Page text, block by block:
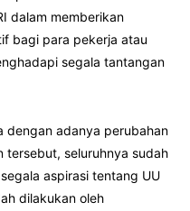
dalam memberikan
bagi para pekerja atau
segala tantangan
dengan adanya perubahan
tersebut, seluruhnya sudah
aspirasi tentang UU
dilakukan oleh